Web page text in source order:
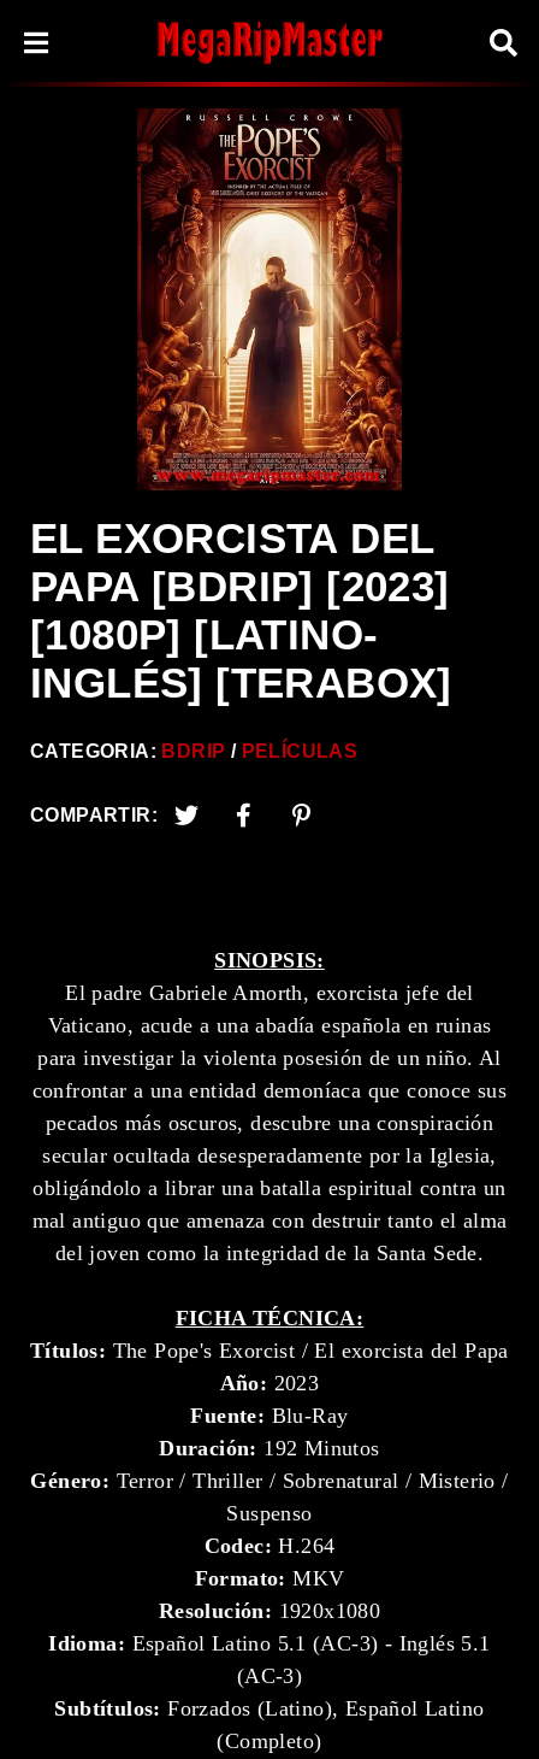
EL EXORCISTA DEL
PAPA [BDRIP] [2023]
[1080P] [LATINO-
INGLÉS] [TERABOX]
CATEGORIA: BDRIP PELÍCULAS
COMPARTIR:
SINOPSIS:
El padre Gabriele Amorth, exorcista jefe del
Vaticano, acude a una abadía española en ruinas
para investigar la violenta posesión de un niño. Al
confrontar a una entidad demoníaca que conoce sus
pecados más oscuros, descubre una conspiración
secular ocultada desesperadamente por la Iglesia,
obligándolo a librar una batalla espiritual contra un
mal antiguo que amenaza con destruir tanto el alma
del joven como la integridad de la Santa Sede.
FICHA TÉCNICA:
Títulos: The Pope's Exorcist / El exorcista del Papa
Año: 2023
Fuente: Blu-Ray
Duración: 192 Minutos
Género: Terror / Thriller / Sobrenatural / Misterio /
Suspenso
Codec:H.264
Formato: MKV
Resolución: 1920x1080
Idioma: Español Latino 5.1 (AC-3) - Inglés 5.1
(AC-3)
Subtítulos:Forzados (Latino), Español Latino
(Completo)